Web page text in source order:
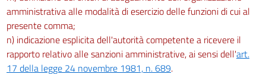
amministrativa alle modalità di esercizio delle funzioni di cui al
presente comma;
n) indicazione esplicita dell'autorità competente a ricevere il
rapporto relativo alle sanzioni amministrative, ai sensi dell'art.
17 della legge 24 novembre 1981, n. 689.